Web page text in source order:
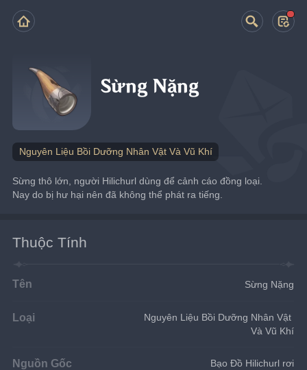
Sừng Nặng
Nguyên Liệu Bồi Dưỡng Nhân Vật Và Vũ Khí
Sừng thô lớn, người Hilichurl dùng để cảnh cáo đồng loại.
Nay do bị hư hại nên đã không thể phát ra tiếng.
Thuộc Tính
Tên Sừng Nặng
Loại
Nguyên Liệu Bồi Dưỡng Nhân Vật
Và Vũ Khí
Nguồn Gốc
Bạo Đồ Hilichurl rơi